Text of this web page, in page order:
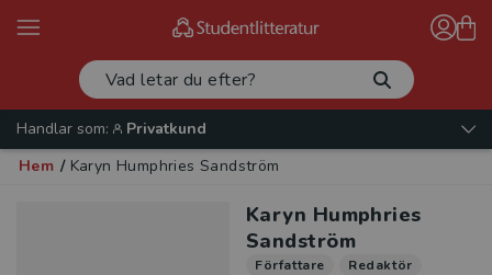
Handlar som:
Privatkund
Hem / Karyn Humphries Sandström
Karyn Humphries
Sandström
Författare Redaktör